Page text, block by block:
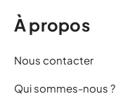
À propos
Nous contacter
Qui sommes-nous ?